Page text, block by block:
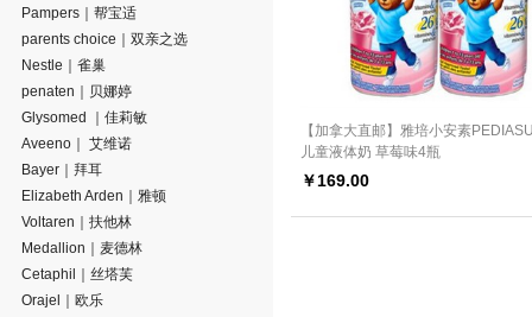
【加拿大直邮】雅培小安素
儿童液体奶 草莓味4瓶
￥169.00
Pampers｜帮宝适
parents choice｜双亲之选
Nestle｜雀巢
penaten｜贝娜婷
Glysomed ｜佳莉敏
Aveeno｜ 艾维诺
Bayer｜拜耳
Elizabeth Arden｜雅顿
Voltaren｜扶他林
Medallion｜麦德林
Cetaphil｜丝塔芙
Orajel｜欧乐